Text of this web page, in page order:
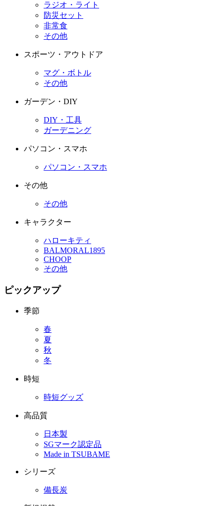
ラジオ・ライト
防災セット
非常食
その他
スポーツ・アウトドア
マグ・ボトル
その他
ガーデン・DIY
DIY・工具
ガーデニング
パソコン・スマホ
パソコン・スマホ
その他
その他
キャラクター
ハローキティ
BALMORAL1895
CHOOP
その他
ピックアップ
季節
春
夏
秋
冬
時短
時短グッズ
高品質
日本製
SGマーク認定品
Made in TSUBAME
シリーズ
備長炭